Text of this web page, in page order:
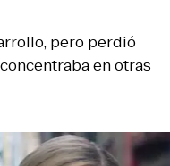
pero perdió
en otras